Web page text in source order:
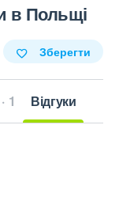
в Польщі
Зберегти
1 Відгуки